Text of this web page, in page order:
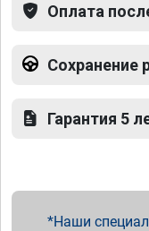
Оплата
Сохранение
Гарантия 5
Наши